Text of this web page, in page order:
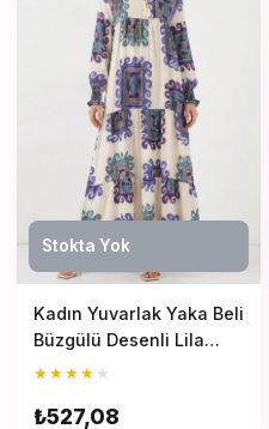
Stokta Yok
Kadın Yuvarlak Yaka Beli
Büzgülü Desenli Lila
Elbise
★★★★ ★
₺527,08